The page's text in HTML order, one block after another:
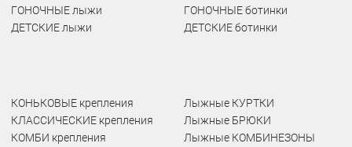
ГОНОЧНЫЕ лыжи
ДЕТСКИЕ лыжи
ГОНОЧНЫЕ ботинки
ДЕТСКИЕ ботинки
КОНЬКОВЫЕ крепления
КЛАССИЧЕСКИЕ крепления
КОМБИ крепления
Лыжные КУРТКИ
Лыжные БРЮКИ
Лыжные КОМБИНЕЗОНЫ